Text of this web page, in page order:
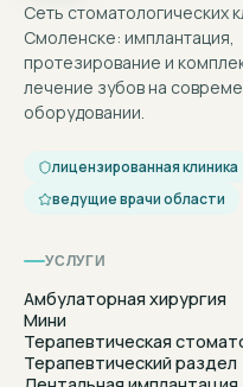
Сеть стоматологических
Смоленске: имплантация,
протезирование и
лечение зубов на
оборудовании.
лицензированная клиника
ведущие врачи области
УСЛУГИ
Амбулаторная хирургия
Мини
Терапевтическая
Терапевтический раздел